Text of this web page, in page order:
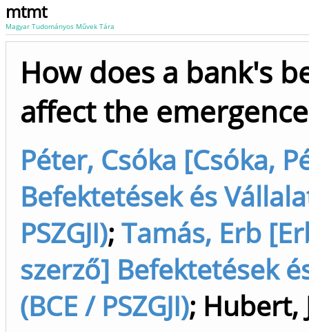
mtmt
Magyar Tudományos Művek Tára
How does a bank's
affect the
Péter, Csóka [Csóka,
Befektetések és
PSZGJI); Tamás, Erb
szerző] Befektetések
(BCE / PSZGJI); Hubert,